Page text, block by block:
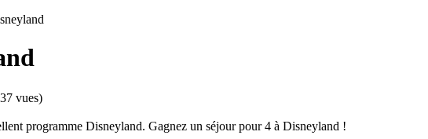
vues)
programme Disneyland. Gagnez un séjour pour 4 à Disneyland !